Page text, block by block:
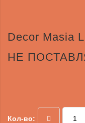
Decor Masia
НЕ
Кол-во: